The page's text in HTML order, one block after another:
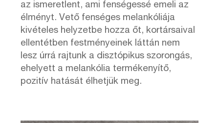
az ismeretlent, ami fenségessé emeli az
élményt. Vető fenséges melankóliája
kivételes helyzetbe hozza őt, kortársaival
ellentétben festményeinek láttán nem
lesz úrrá rajtunk a disztópikus szorongás,
ehelyett a melankólia termékenyítő,
pozitív hatását élhetjük meg.